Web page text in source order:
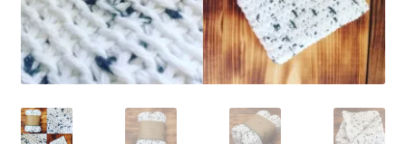
Panier
Politique de confidentialité
Validation de la commande